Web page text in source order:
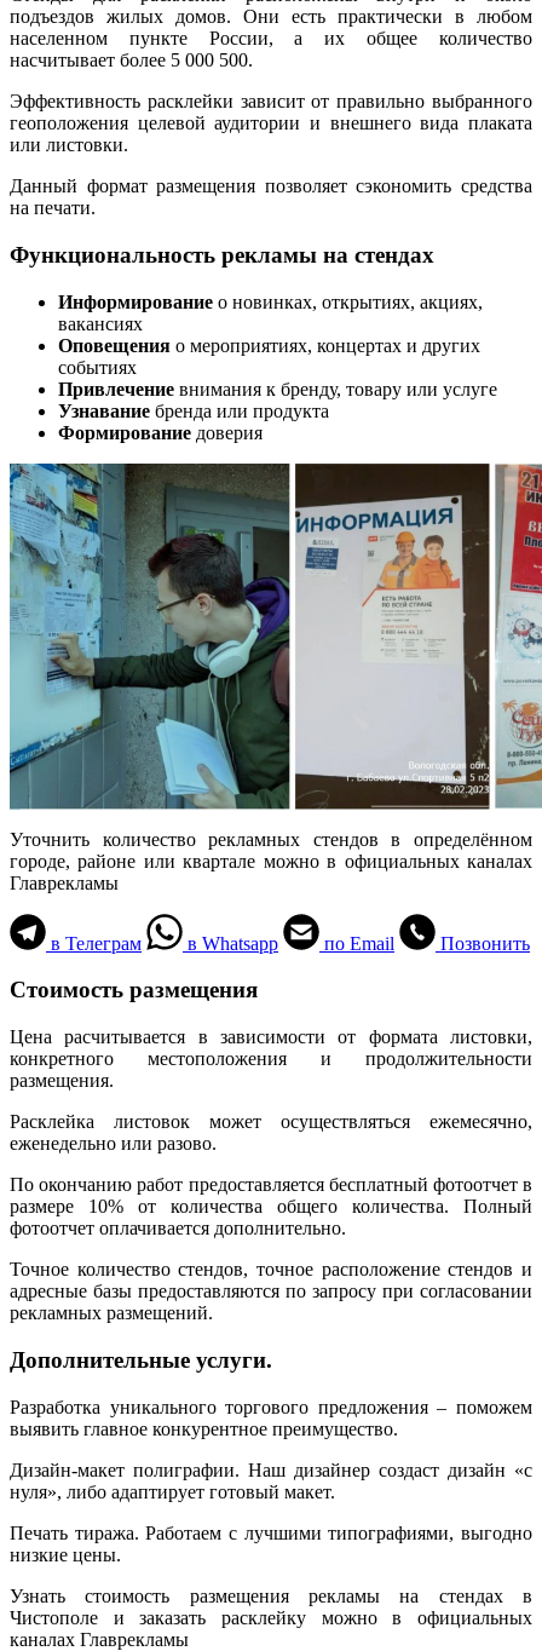
подъездов жилых домов. Они есть практически в любом
населенном пункте России, а их общее количество
насчитывает более 5 000 500.
Эффективность расклейки зависит от правильно выбранного
геоположения целевой аудитории и внешнего вида плаката
или листовки.
Данный формат размещения позволяет сэкономить средства
на печати.
Функциональность рекламы на стендах
Информирование о новинках, открытиях, акциях,
вакансиях
Оповещения о мероприятиях, концертах и других
событиях
Привлечение внимания к бренду, товару или услуге
Узнавание бренда или продукта
Формирование доверия
Уточнить количество рекламных стендов в определённом
городе, районе или квартале можно в официальных каналах
Главрекламы
в Телеграм в Whatsapp по Email Позвонить
Стоимость размещения
Цена расчитывается в зависимости от формата листовки,
конкретного местоположения и продолжительности
размещения.
Расклейка листовок может осуществляться ежемесячно,
еженедельно или разово.
По окончанию работ предоставляется бесплатный фотоотчет в
размере 10% от количества общего количества. Полный
фотоотчет оплачивается дополнительно.
Точное количество стендов, точное расположение стендов и
адресные базы предоставляются по запросу при согласовании
рекламных размещений.
Дополнительные услуги.
Разработка уникального торгового предложения – поможем
выявить главное конкурентное преимущество.
Дизайн-макет полиграфии. Наш дизайнер создаст дизайн «с
нуля», либо адаптирует готовый макет.
Печать тиража. Работаем с лучшими типографиями, выгодно
низкие цены.
Узнать стоимость размещения рекламы на стендах в
Чистополе и заказать расклейку можно в официальных
каналах Главрекламы